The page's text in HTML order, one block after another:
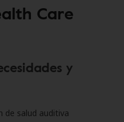
Care
y
de salud auditiva